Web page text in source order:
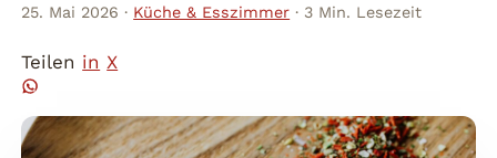
25. Mai 2026 · Küche & Esszimmer · 3 Min. Lesezeit
Teilen in X